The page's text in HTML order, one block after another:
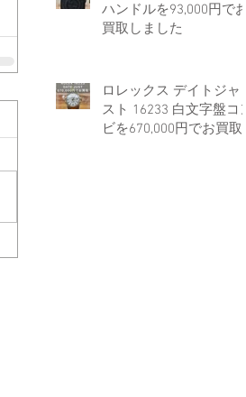
ハンドルを93,000円でお
買取しました
ロレックス デイトジャ
スト 16233 白文字盤コン
ビを670,000円でお買取